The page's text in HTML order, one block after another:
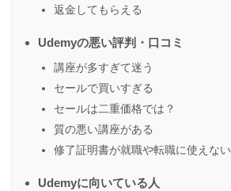
返金してもらえる
Udemyの悪い評判・口コミ
講座が多すぎて迷う
セールで買いすぎる
セールは二重価格では？
質の悪い講座がある
修了証明書が就職や転職に使えない
Udemyに向いている人